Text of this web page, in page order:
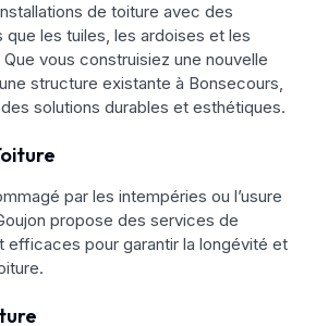
de toiture avec des
que les tuiles, les ardoises et les
vous construisiez une nouvelle
structure existante à Bonsecours,
solutions durables et esthétiques.
par les intempéries ou l’usure
propose des services de
efficaces pour garantir la longévité et